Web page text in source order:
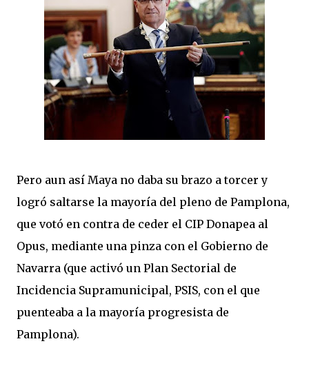
Pero aun así Maya no daba su brazo a torcer y
logró saltarse la mayoría del pleno de Pamplona,
que votó en contra de ceder el CIP Donapea al
Opus, mediante una pinza con el Gobierno de
Navarra (que activó un Plan Sectorial de
Incidencia Supramunicipal, PSIS, con el que
puenteaba a la mayoría progresista de
Pamplona).